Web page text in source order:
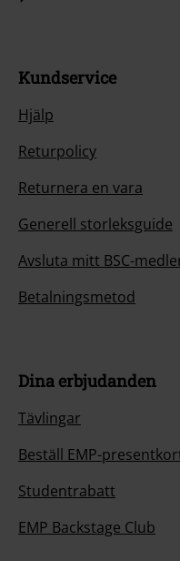
Kundservice
Hjälp
Returpolicy
Returnera en vara
Generell storleksguide
Avsluta mitt BSC-
Betalningsmetod
Dina erbjudanden
Tävlingar
Beställ EMP-
Studentrabatt
EMP Backstage Club